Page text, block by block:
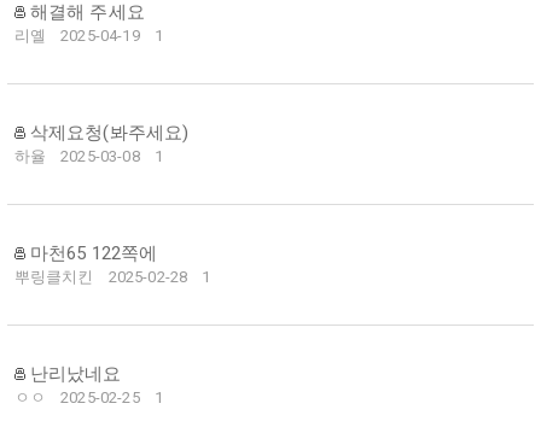
해결해 주세요
리옐 2025-04-19 1
삭제요청(봐주세요)
하율 2025-03-08 1
마천65 122쪽에
뿌링클치킨 2025-02-28 1
난리났네요
ㅇㅇ 2025-02-25 1